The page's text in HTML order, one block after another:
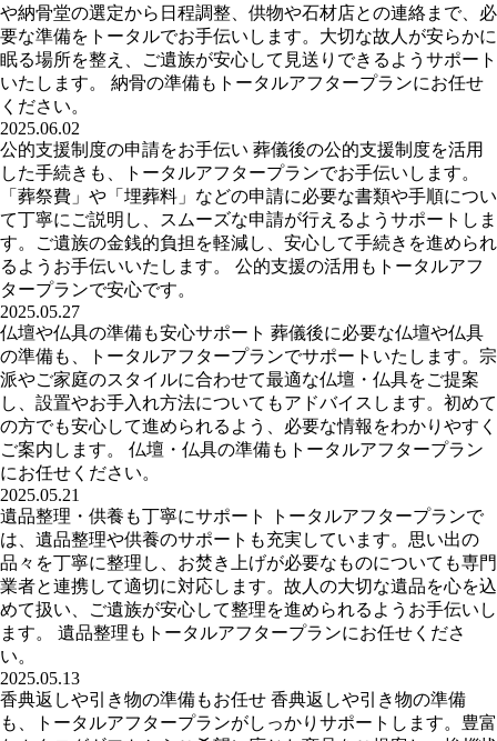
や納骨堂の選定から日程調整、供物や石材店との連絡まで、必
要な準備をトータルでお手伝いします。大切な故人が安らかに
眠る場所を整え、ご遺族が安心して見送りできるようサポート
いたします。 納骨の準備もトータルアフタープランにお任せ
ください。
2025.06.02
公的支援制度の申請をお手伝い 葬儀後の公的支援制度を活用
した手続きも、トータルアフタープランでお手伝いします。
「葬祭費」や「埋葬料」などの申請に必要な書類や手順につい
て丁寧にご説明し、スムーズな申請が行えるようサポートしま
す。ご遺族の金銭的負担を軽減し、安心して手続きを進められ
るようお手伝いいたします。 公的支援の活用もトータルアフ
タープランで安心です。
2025.05.27
仏壇や仏具の準備も安心サポート 葬儀後に必要な仏壇や仏具
の準備も、トータルアフタープランでサポートいたします。宗
派やご家庭のスタイルに合わせて最適な仏壇・仏具をご提案
し、設置やお手入れ方法についてもアドバイスします。初めて
の方でも安心して進められるよう、必要な情報をわかりやすく
ご案内します。 仏壇・仏具の準備もトータルアフタープラン
にお任せください。
2025.05.21
遺品整理・供養も丁寧にサポート トータルアフタープランで
は、遺品整理や供養のサポートも充実しています。思い出の
品々を丁寧に整理し、お焚き上げが必要なものについても専門
業者と連携して適切に対応します。故人の大切な遺品を心を込
めて扱い、ご遺族が安心して整理を進められるようお手伝いし
ます。 遺品整理もトータルアフタープランにお任せくださ
い。
2025.05.13
香典返しや引き物の準備もお任せ 香典返しや引き物の準備
も、トータルアフタープランがしっかりサポートします。豊富